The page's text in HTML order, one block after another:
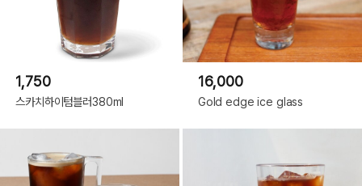
1,750
스카치하이텀블러380ml
16,000
Gold edge ice glass